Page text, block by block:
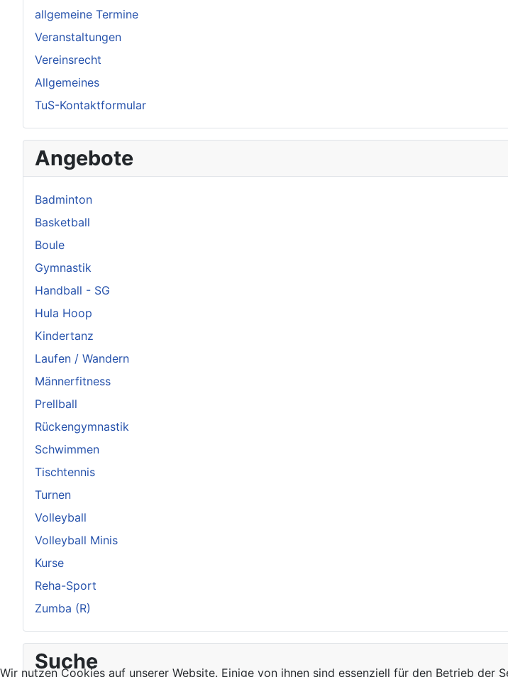
allgemeine Termine
Veranstaltungen
Vereinsrecht
Allgemeines
TuS-Kontaktformular
Angebote
Badminton
Basketball
Boule
Gymnastik
Handball - SG
Hula Hoop
Kindertanz
Laufen / Wandern
Männerfitness
Prellball
Rückengymnastik
Schwimmen
Tischtennis
Turnen
Volleyball
Volleyball Minis
Kurse
Reha-Sport
Zumba (R)
Suche
Wir nutzen Cookies auf unserer Website. Einige von ihnen sind essenziell für den Betrieb der